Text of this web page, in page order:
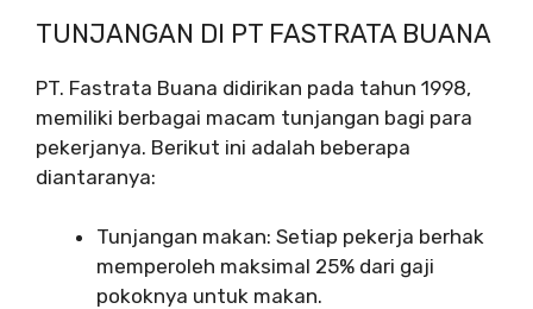
TUNJANGAN DI PT FASTRATA BUANA
PT. Fastrata Buana didirikan pada tahun 1998,
memiliki berbagai macam tunjangan bagi para
pekerjanya. Berikut ini adalah beberapa
diantaranya:
Tunjangan makan: Setiap pekerja berhak
memperoleh maksimal 25% dari gaji
pokoknya untuk makan.